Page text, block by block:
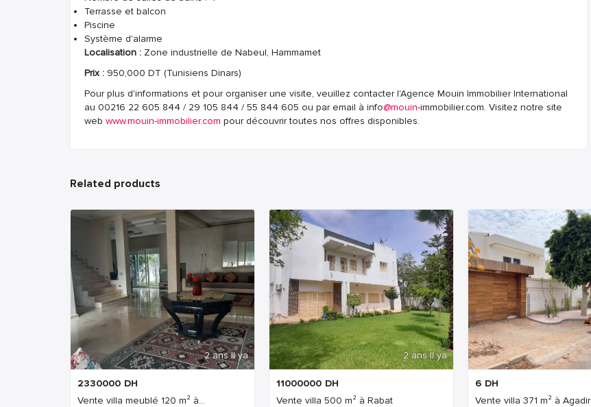
Terrasse et balcon
Piscine
Système d'alarme
Localisation : Zone industrielle de Nabeul, Hammamet
Prix : 950,000 DT (Tunisiens Dinars)
Pour plus d'informations et pour organiser une visite, veuillez contacter l'Agence Mouin Immobilier International
au 00216 22 605 844 / 29 105 844 / 55 844 605 ou par email à info@mouin-immobilier.com. Visitez notre site
web www.mouin-immobilier.com pour découvrir toutes nos offres disponibles.
Related products
2 ans Il ya
2330000 DH
Vente villa meublé 120 m² à...
2 ans Il ya
11000000 DH
Vente villa 500 m² à Rabat
6 DH
Vente villa 371 m² à Agadir